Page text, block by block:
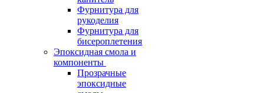
Фурнитура для
рукоделия
Фурнитура для
бисероплетения
Эпоксидная смола и
компоненты
Прозрачные
эпоксидные